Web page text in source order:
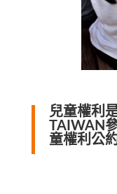
兒童權利
TAIWAN
童權利公